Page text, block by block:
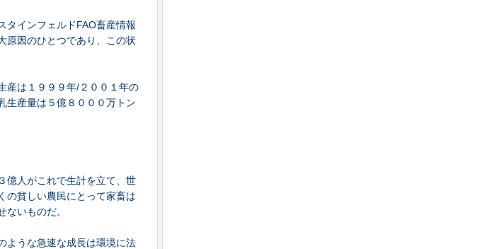
タインフェルドFAO畜産情報
原因のひとつであり、この状
産は１９９９年/２００１年の
生産量は５億８０００万トン
億人がこれで生計を立て、世
の貧しい農民にとって家畜は
いものだ。
ような急速な成長は環境に法